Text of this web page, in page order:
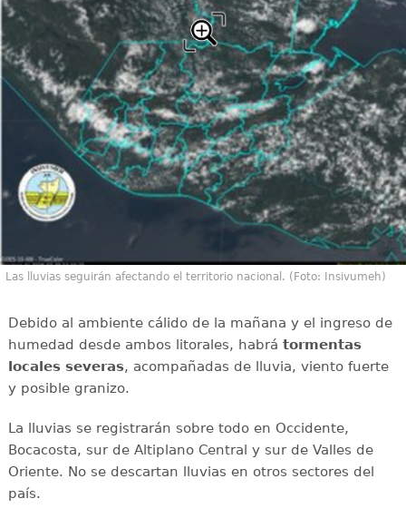
Las lluvias seguirán afectando el territorio nacional. (Foto: Insivumeh)
Debido al ambiente cálido de la mañana y el ingreso de
humedad desde ambos litorales, habrá tormentas
locales severas, acompañadas de lluvia, viento fuerte
y posible granizo.
La lluvias se registrarán sobre todo en Occidente,
Bocacosta, sur de Altiplano Central y sur de Valles de
Oriente. No se descartan lluvias en otros sectores del
país.